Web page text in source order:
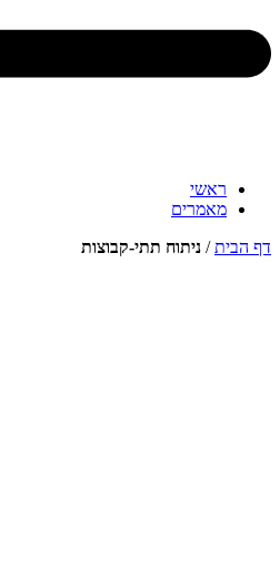
ראשי
מאמרים
דף הבית/ ניתוח תתי-קבוצות